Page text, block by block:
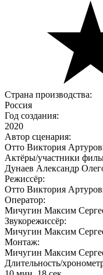
Страна производства:
Россия
Год создания:
2020
Автор сценария:
Отто Виктория
Актёры/участники
Дунаев Александр
Режиссёр:
Отто Виктория
Оператор:
Мичугин Максим
Звукорежиссёр:
Мичугин Максим
Монтаж:
Мичугин Максим
Длительность/